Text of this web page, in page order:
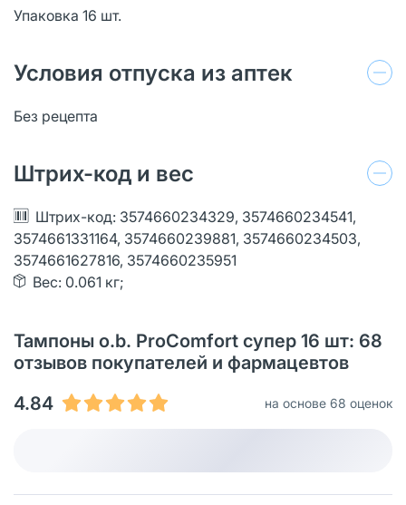
Упаковка 16 шт.
Условия отпуска из аптек
Без рецепта
Штрих-код и вес
Штрих-код: 3574660234329, 3574660234541,
3574661331164, 3574660239881, 3574660234503,
3574661627816, 3574660235951
Вес: 0.061 кг;
Тампоны o.b. ProComfort супер 16 шт: 68
отзывов покупателей и фармацевтов
4.84
на основе 68 оценок